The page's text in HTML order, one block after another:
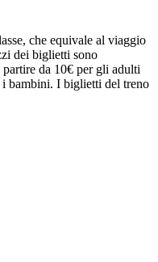
che equivale al viaggio
dei biglietti sono
da 10€ per gli adulti
i bambini. I biglietti del treno